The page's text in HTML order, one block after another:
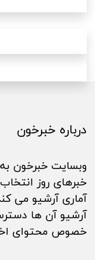
درباره خبرخون
وبسایت خبرخون به
خبرهای روز
آماری آرشیو می
آرشیو آن ها
خصوص محتوای